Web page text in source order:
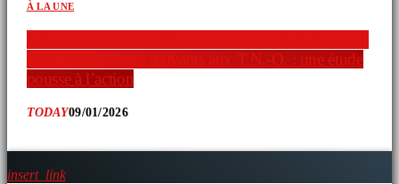
À LA UNE
chez les nouveaux arrivants aux T.N.-O. : une étude
pousse à l’action
TODAY09/01/2026
insert_link